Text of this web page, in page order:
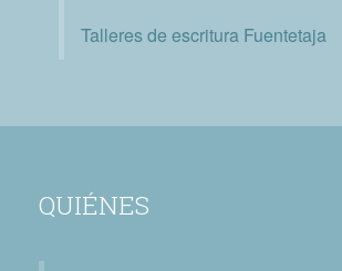
Talleres de escritura Fuentetaja
QUIÉNES